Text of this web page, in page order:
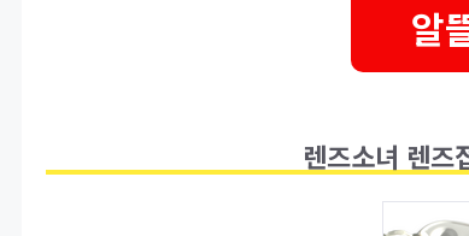
알
렌즈소녀 렌